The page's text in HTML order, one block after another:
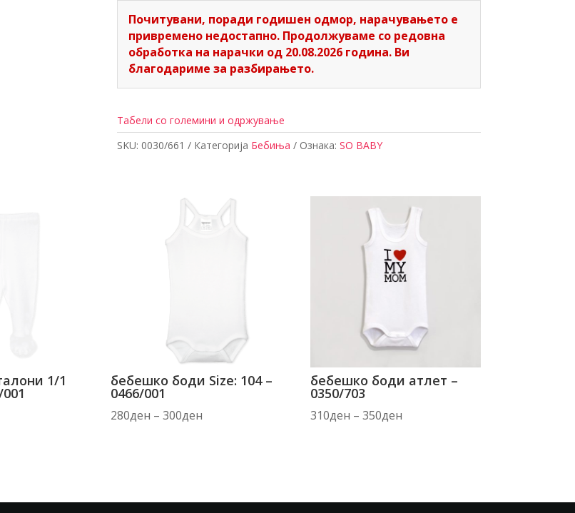
Почитувани, поради годишен одмор, нарачувањето е
привремено недостапно. Продолжуваме со редовна
обработка на нарачки од 20.08.2026 година. Ви
благодариме за разбирањето.
Табели со големини и одржување
SKU: 0030/661 Категорија Бебиња Ознака: SO BABY
1/1 бебешко боди Size: 104 –
0466/001
280ден – 300денPrice
бебешко боди атлет –
0350/703
310ден – 350денPrice